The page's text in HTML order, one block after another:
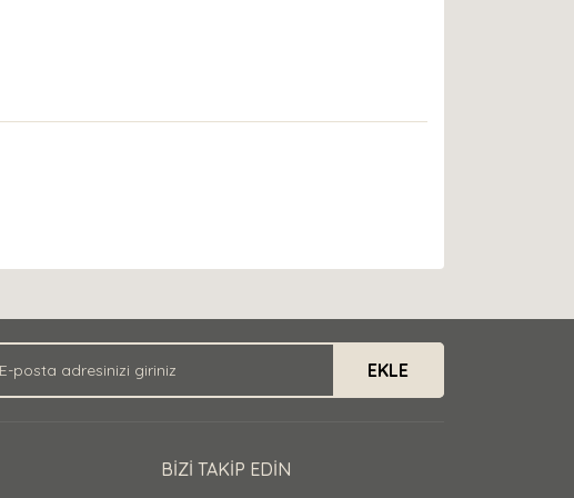
EKLE
BİZİ TAKİP EDİN